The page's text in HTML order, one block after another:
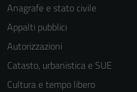
Anagrafe e stato civile
Appalti pubblici
Autorizzazioni
Catasto, urbanistica e SUE
Cultura e tempo libero